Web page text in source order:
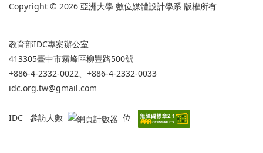
Copyright © 2026 亞洲大學 數位媒體設計學系 版權所有
教育部IDC專案辦公室
413305臺中市霧峰區柳豐路500號
+886-4-2332-0022、+886-4-2332-0033
idc.org.tw@gmail.com
IDC 參訪人數 位